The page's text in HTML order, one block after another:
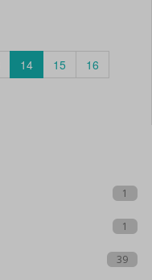
14 15
16
1
1
39